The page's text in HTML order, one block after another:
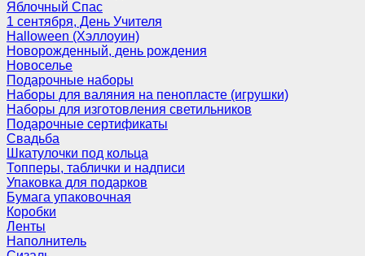
Яблочный Спас
1 сентября, День Учителя
Halloween (Хэллоуин)
Новорожденный, день рождения
Новоселье
Подарочные наборы
Наборы для валяния на пенопласте (игрушки)
Наборы для изготовления светильников
Подарочные сертификаты
Свадьба
Шкатулочки под кольца
Топперы, таблички и надписи
Упаковка для подарков
Бумага упаковочная
Коробки
Ленты
Наполнитель